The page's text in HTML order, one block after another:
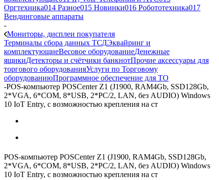
Оргтехника014 Разное015 Новинки016 Робототехника017
Вендинговые аппараты
-
Мониторы, дисплеи покупателя
Терминалы сбора данных ТСДЭквайринг и
комплектующиеВесовое оборудованиеДенежные
ящикиДетекторы и счётчики банкнотПрочие аксессуары для
торгового оборудованияУслуги по Торговому
оборудованиюПрограммное обеспечение для ТО
-POS-компьютер POSCenter Z1 (J1900, RAM4Gb, SSD128Gb,
2*VGA, 6*COM, 8*USB, 2*PC/2, LAN, без AUDIO) Windows
10 IoT Entry, c возможностью крепления на ст
POS-компьютер POSCenter Z1 (J1900, RAM4Gb, SSD128Gb,
2*VGA, 6*COM, 8*USB, 2*PC/2, LAN, без AUDIO) Windows
10 IoT Entry, c возможностью крепления на ст